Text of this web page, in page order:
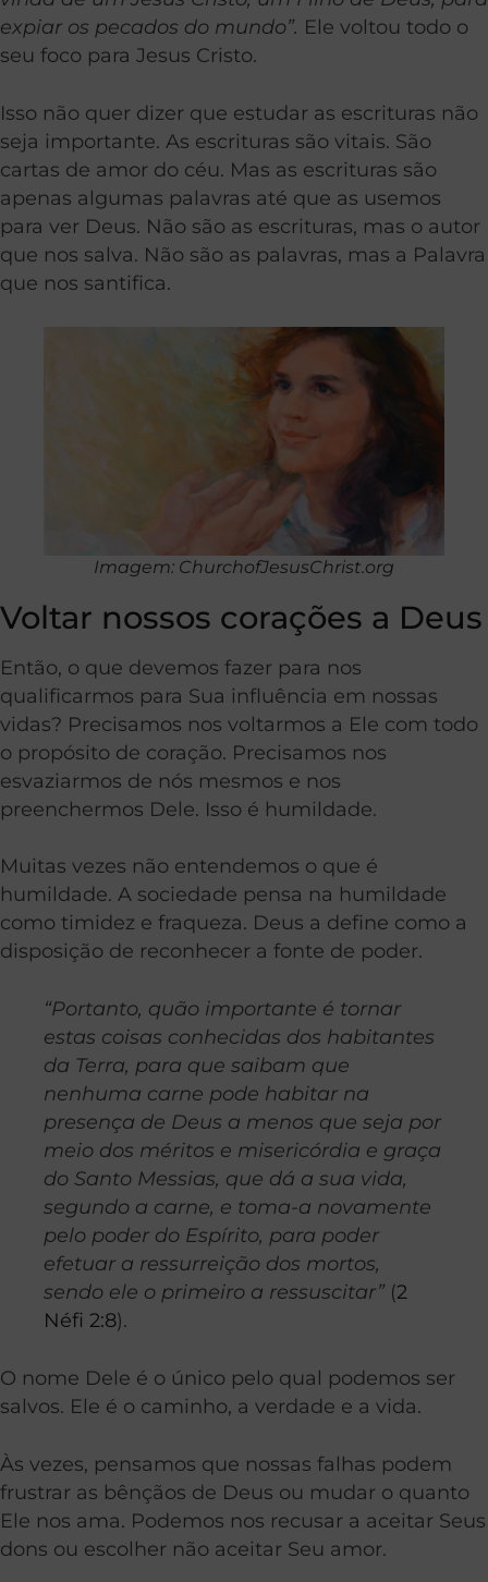
expiar os pecados do mundo”. Ele voltou todo o
seu foco para Jesus Cristo.
Isso não quer dizer que estudar as escrituras não
seja importante. As escrituras são vitais. São
cartas de amor do céu. Mas as escrituras são
apenas algumas palavras até que as usemos
para ver Deus. Não são as escrituras, mas o autor
que nos salva. Não são as palavras, mas a Palavra
que nos santifica.
Imagem: ChurchofJesusChrist.org
Voltar nossos corações a Deus
Então, o que devemos fazer para nos
qualificarmos para Sua influência em nossas
vidas? Precisamos nos voltarmos a Ele com todo
o propósito de coração. Precisamos nos
esvaziarmos de nós mesmos e nos
preenchermos Dele. Isso é humildade.
Muitas vezes não entendemos o que é
humildade. A sociedade pensa na humildade
como timidez e fraqueza. Deus a define como a
disposição de reconhecer a fonte de poder.
“Portanto, quão importante é tornar
estas coisas conhecidas dos habitantes
da Terra, para que saibam que
nenhuma carne pode habitar na
presença de Deus a menos que seja por
meio dos méritos e misericórdia e graça
do Santo Messias, que dá a sua vida,
segundo a carne, e toma-a novamente
pelo poder do Espírito, para poder
efetuar a ressurreição dos mortos,
sendo ele o primeiro a ressuscitar”(2
Néfi 2:8).
O nome Dele é o único pelo qual podemos ser
salvos. Ele é o caminho, a verdade e a vida.
Às vezes, pensamos que nossas falhas podem
frustrar as bênçãos de Deus ou mudar o quanto
Ele nos ama. Podemos nos recusar a aceitar Seus
dons ou escolher não aceitar Seu amor.